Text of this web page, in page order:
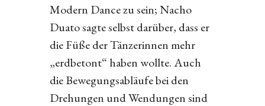
Modern Dance zu sein; Nacho
Duato sagte selbst darüber, dass er
die Füße der Tänzerinnen mehr
„erdbetont“ haben wollte. Auch
die Bewegungsabläufe bei den
Drehungen und Wendungen sind